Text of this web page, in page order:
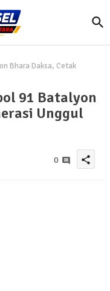
Bhara Daksa, Cetak
91 Batalyon
Unggul
0 share